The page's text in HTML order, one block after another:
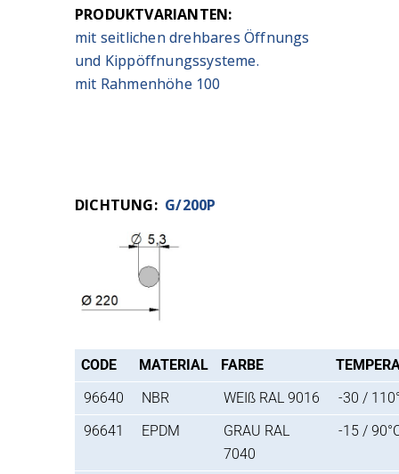
PRODUKTVARIANTEN:
mit seitlichen drehbares Öffnungs
und Kippöffnungssysteme.
mit Rahmenhöhe 100
DICHTUNG: G/200P
CODE MATERIAL FARBE
96640
NBR WEIß RAL 9016
-30 /
96641
EPDM
GRAU RAL
7040
-15 /